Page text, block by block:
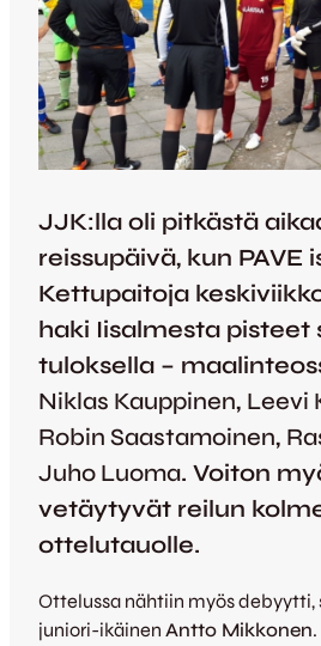
JJK:lla oli pitkästä
reissupäivä, kun PAVE
Kettupaitoja
haki Iisalmesta pisteet
tuloksella –
Niklas Kauppinen, Leevi
Robin Saastamoinen,
Juho Luoma. Voiton
vetäytyvät reilun
ottelutauolle.
Ottelussa nähtiin myös debyytti,
juniori-ikäinen Antto Mikkonen